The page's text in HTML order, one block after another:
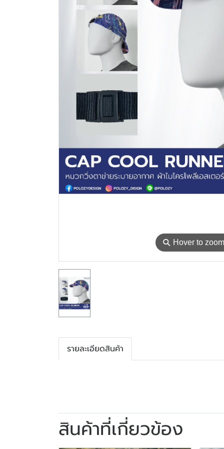
⚲ Hover to zoom
รายละเอียดสินค้า
สินค้าที่เกี่ยวข้อง